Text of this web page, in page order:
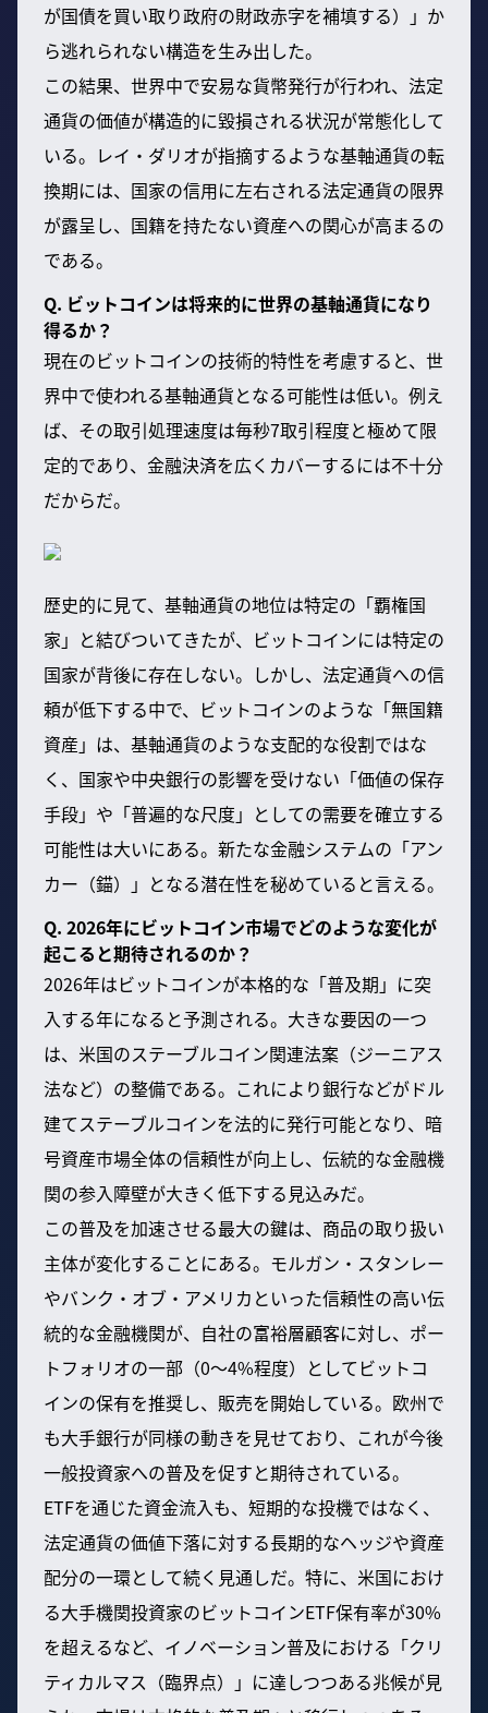
が国債を買い取り政府の財政赤字を補填する）」か
ら逃れられない構造を生み出した。
この結果、世界中で安易な貨幣発行が行われ、法定
通貨の価値が構造的に毀損される状況が常態化して
いる。レイ・ダリオが指摘するような基軸通貨の転
換期には、国家の信用に左右される法定通貨の限界
が露呈し、国籍を持たない資産への関心が高まるの
である。
Q. ビットコインは将来的に世界の基軸通貨になり
得るか？
現在のビットコインの技術的特性を考慮すると、世
界中で使われる基軸通貨となる可能性は低い。例え
ば、その取引処理速度は毎秒7取引程度と極めて限
定的であり、金融決済を広くカバーするには不十分
だからだ。
歴史的に見て、基軸通貨の地位は特定の「覇権国
家」と結びついてきたが、ビットコインには特定の
国家が背後に存在しない。しかし、法定通貨への信
頼が低下する中で、ビットコインのような「無国籍
資産」は、基軸通貨のような支配的な役割ではな
く、国家や中央銀行の影響を受けない「価値の保存
手段」や「普遍的な尺度」としての需要を確立する
可能性は大いにある。新たな金融システムの「アン
カー（錨）」となる潜在性を秘めていると言える。
Q. 2026年にビットコイン市場でどのような変化が
起こると期待されるのか？
2026年はビットコインが本格的な「普及期」に突
入する年になると予測される。大きな要因の一つ
は、米国のステーブルコイン関連法案（ジーニアス
法など）の整備である。これにより銀行などがドル
建てステーブルコインを法的に発行可能となり、暗
号資産市場全体の信頼性が向上し、伝統的な金融機
関の参入障壁が大きく低下する見込みだ。
この普及を加速させる最大の鍵は、商品の取り扱い
主体が変化することにある。モルガン・スタンレー
やバンク・オブ・アメリカといった信頼性の高い伝
統的な金融機関が、自社の富裕層顧客に対し、ポー
トフォリオの一部（0〜4%程度）としてビットコ
インの保有を推奨し、販売を開始している。欧州で
も大手銀行が同様の動きを見せており、これが今後
一般投資家への普及を促すと期待されている。
ETFを通じた資金流入も、短期的な投機ではなく、
法定通貨の価値下落に対する長期的なヘッジや資産
配分の一環として続く見通しだ。特に、米国におけ
る大手機関投資家のビットコインETF保有率が30%
を超えるなど、イノベーション普及における「クリ
ティカルマス（臨界点）」に達しつつある兆候が見